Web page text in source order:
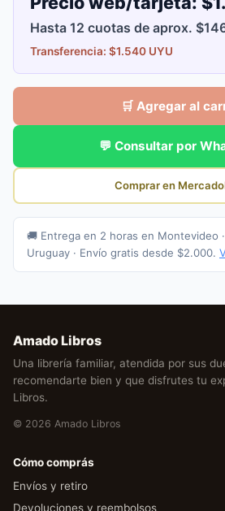
Hasta 12 cuotas de aprox.
Transferencia: $1.540 UYU
🛒 Agregar al
💬 Consultar por
Comprar en
🚚 Entrega en 2 horas en Montevideo
Uruguay · Envío gratis desde $2.000.
Amado Libros
Una librería familiar, atendida por sus
recomendarte bien y que disfrutes tu
Libros.
© 2026 Amado Libros
Cómo comprás
Envíos y retiro
Devoluciones y reembolsos